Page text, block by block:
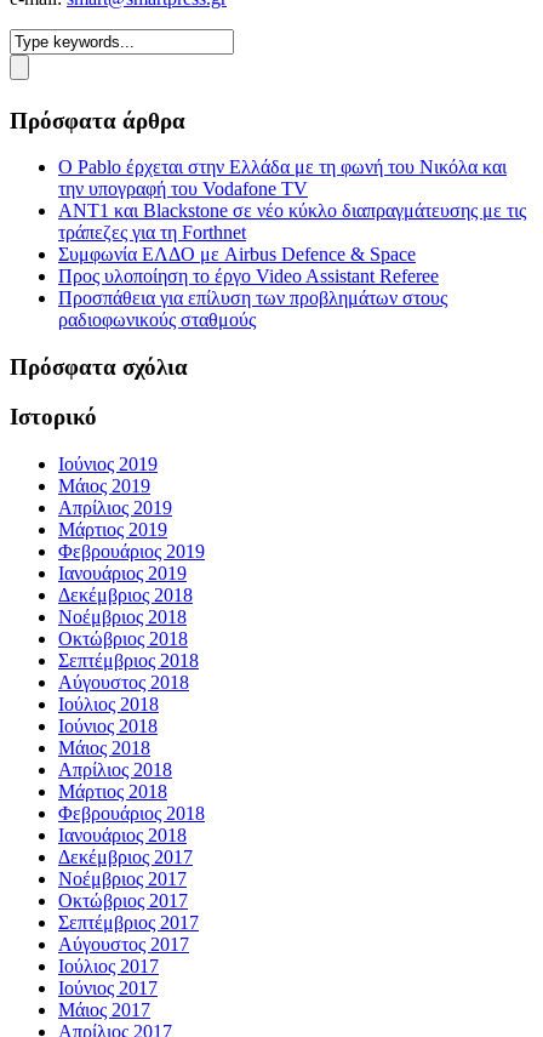
Πρόσφατα άρθρα
Ο Pablo έρχεται στην Ελλάδα με τη φωνή του Νικόλα και
την υπογραφή του Vodafone TV
ΑΝΤ1 και Blackstone σε νέο κύκλο διαπραγμάτευσης με τις
τράπεζες για τη Forthnet
Συμφωνία ΕΛΔΟ με Airbus Defence & Space
Προς υλοποίηση το έργο Video Assistant Referee
Προσπάθεια για επίλυση των προβλημάτων στους
ραδιοφωνικούς σταθμούς
Πρόσφατα σχόλια
Ιστορικό
Ιούνιος 2019
Μάιος 2019
Απρίλιος 2019
Μάρτιος 2019
Φεβρουάριος 2019
Ιανουάριος 2019
Δεκέμβριος 2018
Νοέμβριος 2018
Οκτώβριος 2018
Σεπτέμβριος 2018
Αύγουστος 2018
Ιούλιος 2018
Ιούνιος 2018
Μάιος 2018
Απρίλιος 2018
Μάρτιος 2018
Φεβρουάριος 2018
Ιανουάριος 2018
Δεκέμβριος 2017
Νοέμβριος 2017
Οκτώβριος 2017
Σεπτέμβριος 2017
Αύγουστος 2017
Ιούλιος 2017
Ιούνιος 2017
Μάιος 2017
Απρίλιος 2017